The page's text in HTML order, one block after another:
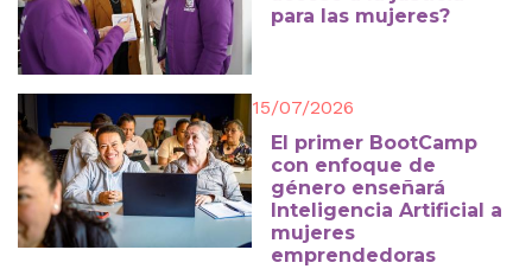
para las mujeres?
15/07/2026
El primer BootCamp
con enfoque de
género enseñará
Inteligencia Artificial a
mujeres
emprendedoras